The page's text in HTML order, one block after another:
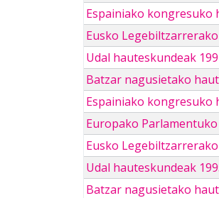
Espainiako kongresuko
Eusko
Udal hauteskundeak
Batzar nagusietako
Espainiako kongresuko
Europako
Eusko
Udal hauteskundeak
Batzar nagusietako